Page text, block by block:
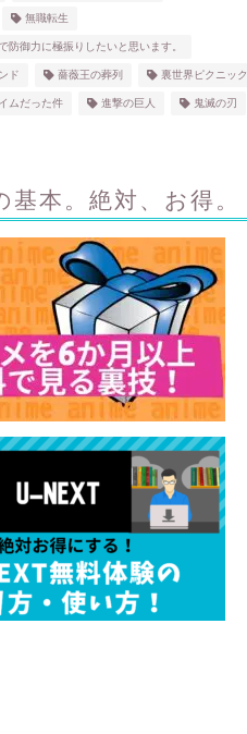
無職転生
防御力に極振りしたいと思います。
ド 薔薇王の葬列 裏世界ピクニック
ムだった件 進撃の巨人 鬼滅の刃
基本。絶対、お得。